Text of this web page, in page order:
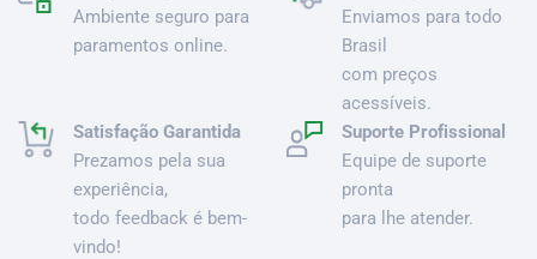
Ambiente seguro para
paramentos online.
Enviamos para todo
Brasil
com preços
acessíveis.
Satisfação Garantida
Prezamos pela sua
experiência,
todo feedback é bem-
vindo!
Suporte Profissional
Equipe de suporte
pronta
para lhe atender.